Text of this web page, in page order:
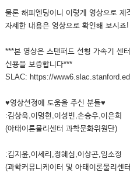
물론 해피엔딩이니 이렇게 영상으로 제
자세한 내용은 영상으로 확인해 보시죠!
***본 영상은 스탠퍼드 선형 가속기 센
신용을 보증합니다***
SLAC: https://
♥영상선정에 도움을 주신 분들♥
:김상욱,이명현,이성빈,손승우,이은희
(아태이론물리센터 과학문화위원단)
:김지윤,이세리,정혜심,이상곤,임소정
(과학커뮤니케이터 및 아태이론물리센